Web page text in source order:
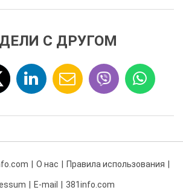
С ДРУГОМ
О нас Правила использования
E-mail 381info.com